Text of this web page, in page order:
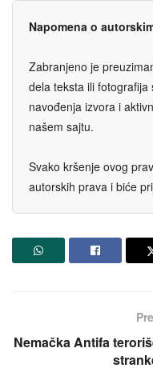
Napomena o
Zabranjeno je
dela teksta ili
navođenja izvora i
našem sajtu.
Svako kršenje ovog
autorskih prava i biće
Nemačka Antifa